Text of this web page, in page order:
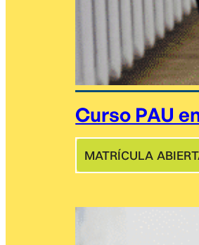
Curso PAU
MATRÍCULA